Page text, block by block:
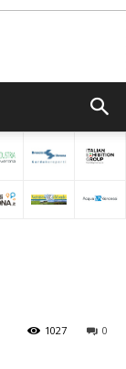
0
1027